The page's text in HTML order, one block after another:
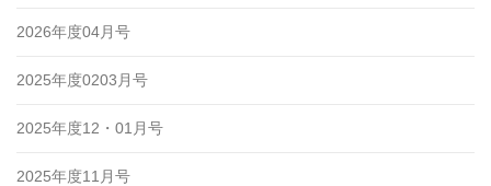
2026年度04月号
2025年度0203月号
2025年度12・01月号
2025年度11月号